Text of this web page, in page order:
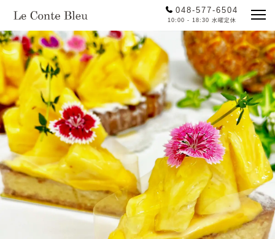
048-577-6504
10:00 - 18:30 水曜定休